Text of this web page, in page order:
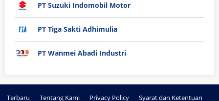
PT Suzuki Indomobil Motor
PT Tiga Sakti Adhimulia
PT Wanmei Abadi Industri
Terbaru Tentang Kami Privacy Policy Syarat dan Ketentuan